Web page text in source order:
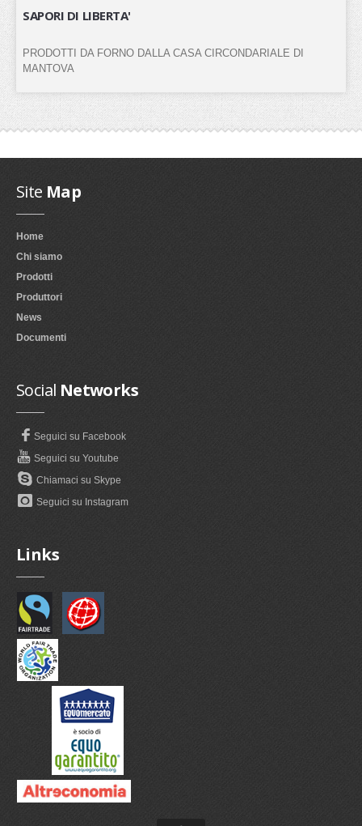
SAPORI DI LIBERTA'
PRODOTTI DA FORNO DALLA CASA CIRCONDARIALE DI
MANTOVA
Site Map
Home
Chi siamo
Prodotti
Produttori
News
Documenti
Social Networks
Seguici su Facebook
Seguici su Youtube
Chiamaci su Skype
Seguici su Instagram
Links